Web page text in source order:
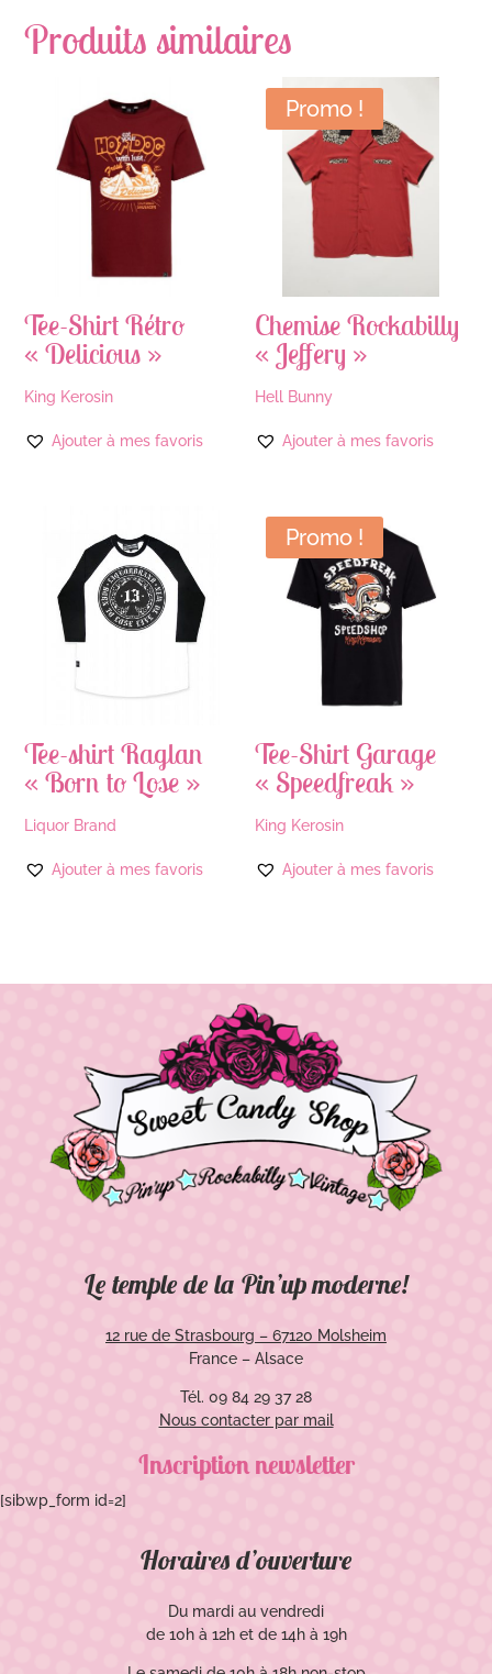
Produits similaires
Tee-Shirt Rétro
« Delicious »
King Kerosin
Ajouter à mes favoris
Promo !
Chemise Rockabilly
« Jeffery »
Hell Bunny
Ajouter à mes favoris
Tee-shirt Raglan
« Born to Lose »
Liquor Brand
Ajouter à mes favoris
Promo !
Tee-Shirt Garage
« Speedfreak »
King Kerosin
Ajouter à mes favoris
Le temple de la Pin’up moderne!
12 rue de Strasbourg – 67120 Molsheim
France – Alsace
Tél. 09 84 29 37 28
Nous contacter par mail
Inscription newsletter
[sibwp_form id=2]
Horaires d’ouverture
Du mardi au vendredi
de 10h à 12h et de 14h à 19h